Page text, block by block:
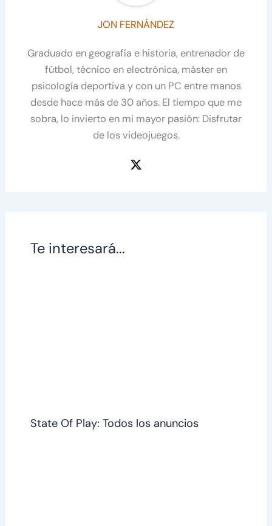
JON FERNÁNDEZ
Graduado en geografía e historia, entrenador de
fútbol, técnico en electrónica, máster en
psicología deportiva y con un PC entre manos
desde hace más de 30 años. El tiempo que me
sobra, lo invierto en mi mayor pasión: Disfrutar
de los videojuegos.
Te interesará...
State Of Play: Todos los anuncios